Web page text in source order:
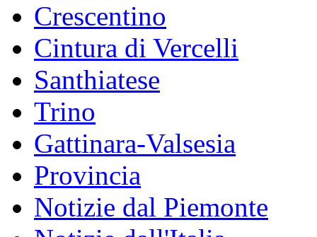
Crescentino
Cintura di Vercelli
Santhiatese
Trino
Gattinara-Valsesia
Provincia
Notizie dal Piemonte